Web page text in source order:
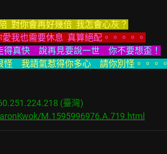
對你會再好幾倍  我怎會心灰？
我也需要休息  真算絕配。。。。。
真快　說再見要說一世　你不要想歪！
　我語氣惹得你多心　請你別怪。。。。
(臺灣)
M.1595996976.A.719.html